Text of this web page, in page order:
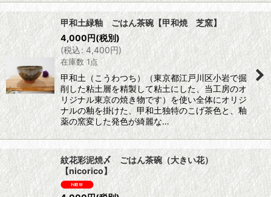
甲和土緑釉 ごはん茶碗【甲和焼 芝窯】
4,000 円(税別)
(税込: 4,400円)
在庫数 1点
甲和土（こうわつち）（東京都江戸川区小岩で掘
削した粘土層を精製して粘土にした、当工房のオ
リジナル東京の焼き物です）を使い全体にオリジ
ナルの釉を掛けた、甲和土独特のこげ茶色と、釉
薬の窯変した発色が綺麗な…
紋花彩泥焼〆 ごはん茶碗（大きい花）
【nicorico】